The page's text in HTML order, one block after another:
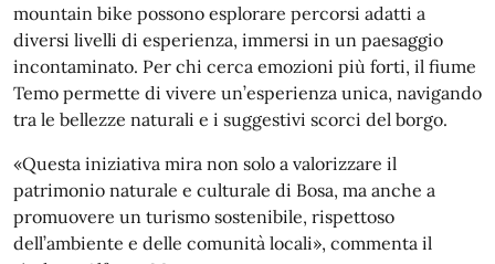
mountain bike possono esplorare percorsi adatti a
diversi livelli di esperienza, immersi in un paesaggio
incontaminato. Per chi cerca emozioni più forti, il fiume
Temo permette di vivere un’esperienza unica, navigando
tra le bellezze naturali e i suggestivi scorci del borgo.
«Questa iniziativa mira non solo a valorizzare il
patrimonio naturale e culturale di Bosa, ma anche a
promuovere un turismo sostenibile, rispettoso
dell’ambiente e delle comunità locali», commenta il